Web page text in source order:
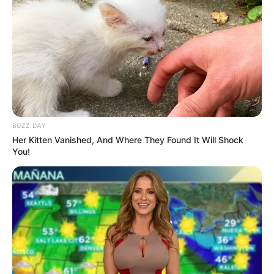
Trailer
BUZZ DAY
Her Kitten Vanished, And Where They Found It Will Shock
You!